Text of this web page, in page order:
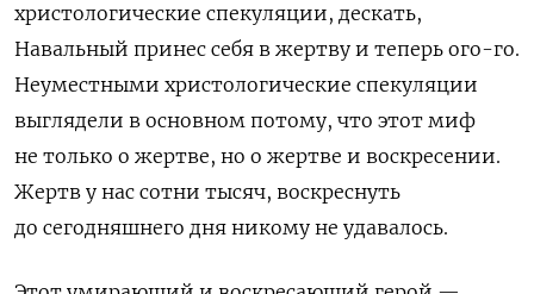
христологические спекуляции, дескать,
Навальный принес себя в жертву и теперь ого-го.
Неуместными христологические спекуляции
выглядели в основном потому, что этот миф
не только о жертве, но о жертве и воскресении.
Жертв у нас сотни тысяч, воскреснуть
до сегодняшнего дня никому не удавалось.